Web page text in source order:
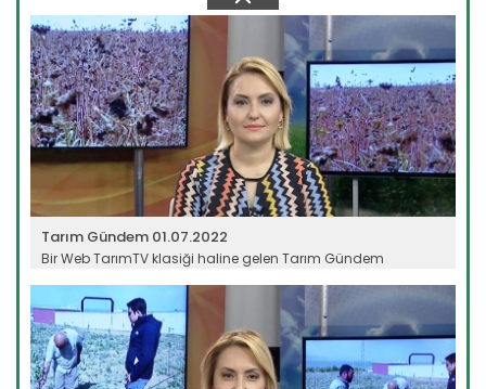
Devamını Oku ->
Tarım Gündem 01.07.2022
Bir Web TarımTV klasiği haline gelen Tarım Gündem
Devamını Oku ->